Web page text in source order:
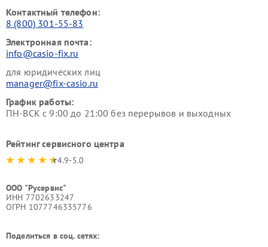
Контактный телефон:
8 (800) 301-55-83
Электронная почта:
info@casio-fix.ru
для юридических лиц
manager@fix-casio.ru
График работы:
ПН-ВСК с 9:00 до 21:00 без перерывов и выходных
Рейтинг сервисного центра
4.9-5.0
ООО "Русервис"
ИНН 7702633247
ОГРН 1077746335776
Поделиться в соц. сетях: